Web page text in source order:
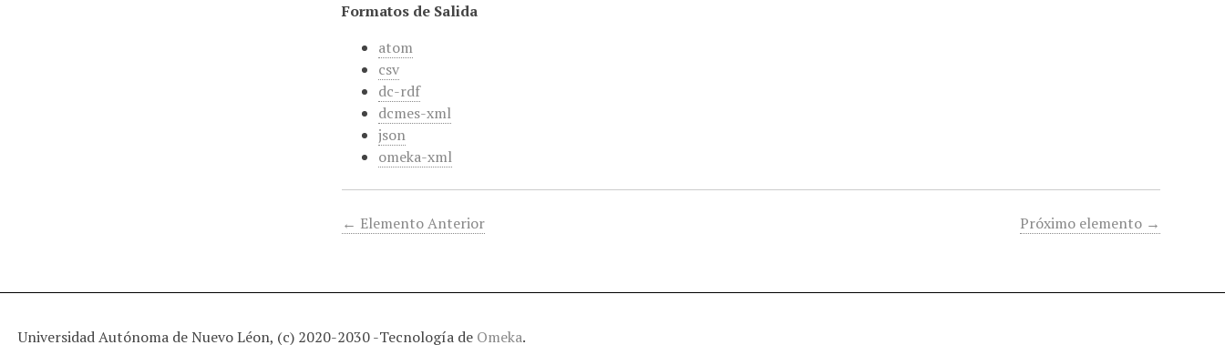
Formatos de Salida
atom
csv
dc-rdf
dcmes-xml
json
omeka-xml
← Elemento Anterior Próximo elemento →
Universidad Autónoma de Nuevo Léon, (c) 2020-2030 -Tecnología de Omeka.